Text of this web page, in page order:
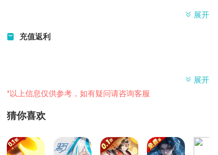
展开
充值返利
展开
*以上信息仅供参考，如有疑问请咨询客服
猜你喜欢